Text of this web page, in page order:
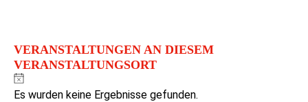
VERANSTALTUNGEN AN DIESEM
VERANSTALTUNGSORT
Hinweis
Es wurden keine Ergebnisse gefunden.